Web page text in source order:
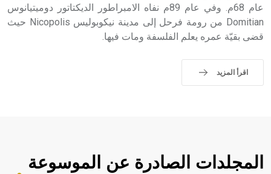
عام 68م. وفي عام 89م نفاه الامبراطور الديكتاتور دوميتيانوس
Domitian من رومة فرحل إلى مدينة نيكوبوليس Nicopolis حيث
قضى بقيّة عمره يعلم الفلسفة ومات فيها.
اقرأ المزيد
المجلدات الصادرة عن الموسوعة